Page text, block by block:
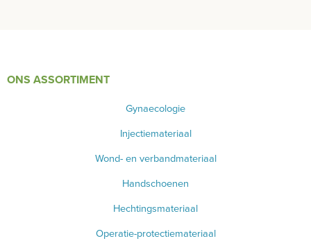
APPARATUUR EN DIAGNOSE
TWEEDEHANDS - LIQUIDATIE
ONS ASSORTIMENT
Gynaecologie
Injectiemateriaal
Wond- en verbandmateriaal
Handschoenen
Hechtingsmateriaal
Operatie-protectiemateriaal